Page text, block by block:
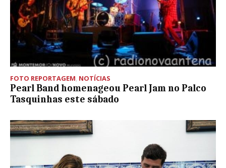
FOTO REPORTAGEM, NOTÍCIAS
Pearl Band homenageou Pearl Jam no Palco
Tasquinhas este sábado